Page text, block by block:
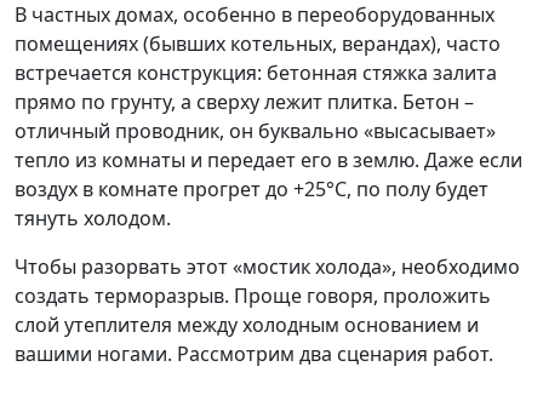
В частных домах, особенно в переоборудованных
помещениях (бывших котельных, верандах), часто
встречается конструкция: бетонная стяжка залита
прямо по грунту, а сверху лежит плитка. Бетон –
отличный проводник, он буквально «высасывает»
тепло из комнаты и передает его в землю. Даже если
воздух в комнате прогрет до +25°C, по полу будет
тянуть холодом.
Чтобы разорвать этот «мостик холода», необходимо
создать терморазрыв. Проще говоря, проложить
слой утеплителя между холодным основанием и
вашими ногами. Рассмотрим два сценария работ.